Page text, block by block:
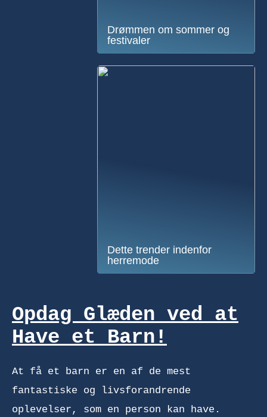
Drømmen om sommer og
festivaler
Dette trender indenfor
herremode
Opdag Glæden ved at
Have et Barn!
At få et barn er en af de mest
fantastiske og livsforandrende
oplevelser, som en person kan have.